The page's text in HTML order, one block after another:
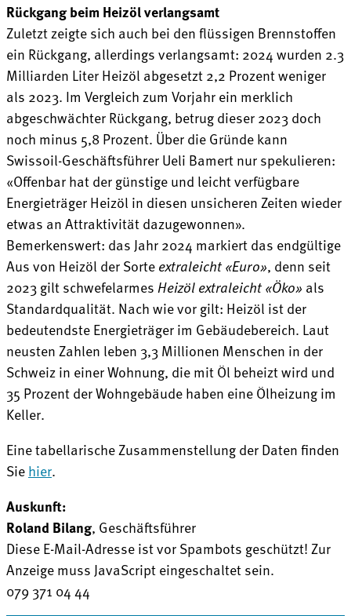
Rückgang beim Heizöl verlangsamt
Zuletzt zeigte sich auch bei den flüssigen Brennstoffen
ein Rückgang, allerdings verlangsamt: 2024 wurden 2.3
Milliarden Liter Heizöl abgesetzt 2,2 Prozent weniger
als 2023. Im Vergleich zum Vorjahr ein merklich
abgeschwächter Rückgang, betrug dieser 2023 doch
noch minus 5,8 Prozent. Über die Gründe kann
Swissoil-Geschäftsführer Ueli Bamert nur spekulieren:
«Offenbar hat der günstige und leicht verfügbare
Energieträger Heizöl in diesen unsicheren Zeiten wieder
etwas an Attraktivität dazugewonnen».
Bemerkenswert: das Jahr 2024 markiert das endgültige
Aus von Heizöl der Sorteextraleicht «Euro», denn seit
2023 gilt schwefelarmesHeizöl extraleicht «Öko» als
Standardqualität. Nach wie vor gilt: Heizöl ist der
bedeutendste Energieträger im Gebäudebereich. Laut
neusten Zahlen leben 3,3 Millionen Menschen in der
Schweiz in einer Wohnung, die mit Öl beheizt wird und
35 Prozent der Wohngebäude haben eine Ölheizung im
Keller.
Eine tabellarische Zusammenstellung der Daten finden
Siehier.
Auskunft:
Roland Bilang, Geschäftsführer
Diese E-Mail-Adresse ist vor Spambots geschützt! Zur
Anzeige muss JavaScript eingeschaltet sein.
079 371 04 44